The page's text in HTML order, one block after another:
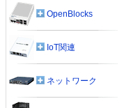
OpenBlocks
IoT関連
ネットワーク